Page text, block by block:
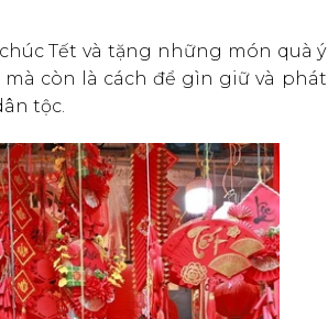
Tết và tặng những món quà ý
còn là cách để gìn giữ và phát
tộc.